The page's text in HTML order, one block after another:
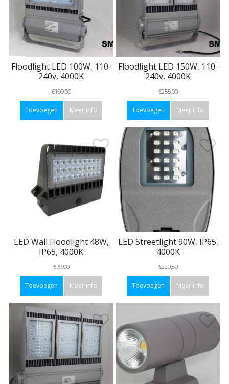
Floodlight LED 100W, 110-
240v, 4000K
€199,00
Toevoegen Meer info
Floodlight LED 150W, 110-
240v, 4000K
€255,00
Toevoegen Meer info
LED Wall Floodlight 48W,
IP65, 4000K
€79,00
Toevoegen Meer info
LED Streetlight 90W, IP65,
4000K
€220,80
Toevoegen Meer info